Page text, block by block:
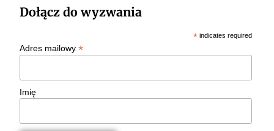
Dołącz do wyzwania
* indicates required
Adres mailowy*
Imię